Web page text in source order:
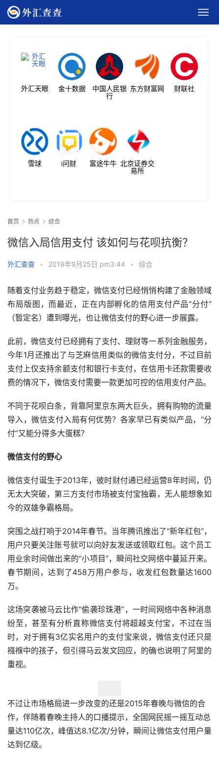
外汇天眼 金十数据
中国人民银
行
东方财富网 财联社
雪球 i问财 富途牛牛 北京证券交
易所
首页 热点 综合
微信入局信用支付 该如何与花呗抗衡？
外汇查查 • 2019年9月25日 pm3:44 • 综合
随着支付业务趋于稳定，微信支付已经悄悄构建了金融领域
布局版图，而最近，正在内部孵化的信用支付产品“分付”
（暂定名）遭到曝光，也让微信支付的野心进一步展露。
此前，微信支付已经拥有了支付、理财等一系列金融服务，
今年1月还推出了与芝麻信用类似的微信支付分，不过目前
支付上仅支持余额支付和银行卡支付，在信用卡还款需要收
费的情况下，微信支付需要一款更加可控的信用支付产品。
不同于花呗白条，背靠阿里京东两大巨头，拥有购物的流量
导入，微信支付入局有何优势？各家早已有类似产品，“分
付”又能分得多大蛋糕？
微信支付的野心
微信支付诞生于2013年，彼时财付通已经运营8年时间，仍
无太大突破，第三方支付市场被支付宝独霸，无人能想象如
今的双雄争霸格局。
突围之战打响于2014年春节。当年腾讯推出了“新年红包”，
用户只要关注账号就可以向好友发送或领取红包。这个员工
用业余时间做出来的“小项目”，瞬间社交网络中蔓延开来。
春节期间，达到了458万用户参与，收发红包数量达1600
万。
这场突袭被马云比作“偷袭珍珠港”，一时间网络中各种消息
纷至，甚至有分析直称微信支付将超越支付宝，不过在当
时，对于拥有3亿实名用户的支付宝来说，微信支付还只是
襁褓中的孩子，但引得马云发文回应，的确也说明了阿里的
重视。
不过让市场格局进一步改变的还是2015年春晚与微信的合
作，伴随着春晚主持人的口播提示，全国网民摇一摇互动总
量达110亿次，峰值达8.1亿次/分钟，瞬间让微信支付用户量
达到亿级。